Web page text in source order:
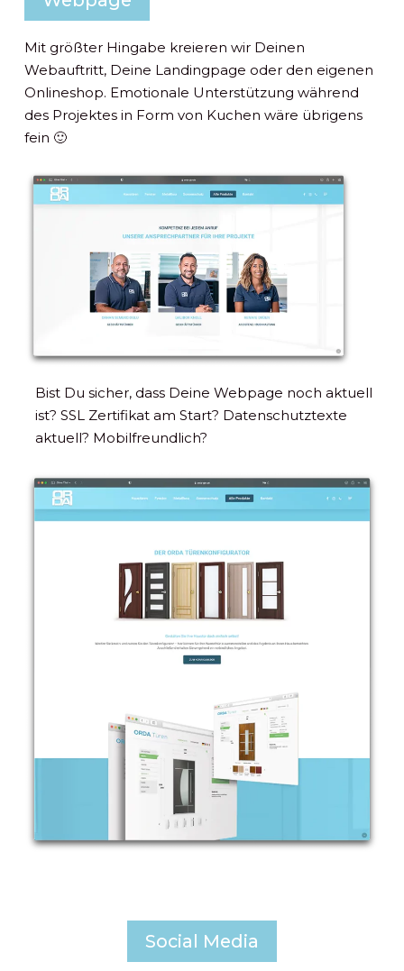
Mit größter Hingabe kreieren wir Deinen
Webauftritt, Deine Landingpage oder den eigenen
Onlineshop. Emotionale Unterstützung während
des Projektes in Form von Kuchen wäre übrigens
fein 🙂
Bist Du sicher, dass Deine Webpage noch aktuell
ist? SSL Zertifikat am Start? Datenschutztexte
aktuell? Mobilfreundlich?
Social Media